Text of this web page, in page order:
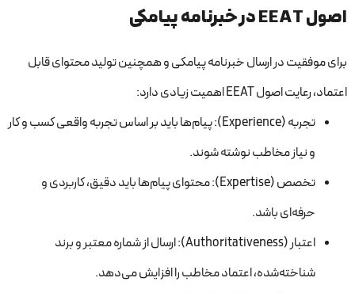
اصول EEAT در خبرنامه پیامکی
برای موفقیت در ارسال خبرنامه پیامکی و همچنین تولید محتوای قابل
اعتماد، رعایت اصول EEAT اهمیت زیادی دارد:
تجربه (Experience): پیام‌ها باید بر اساس تجربه واقعی کسب و کار
و نیاز مخاطب نوشته شوند.
تخصص (Expertise): محتوای پیام‌ها باید دقیق، کاربردی و
حرفه‌ای باشد.
اعتبار (Authoritativeness): ارسال از شماره معتبر و برند
شناخته‌شده، اعتماد مخاطب را افزایش می‌دهد.